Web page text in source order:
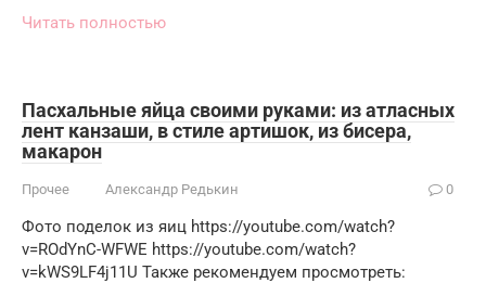
Читать полностью
Пасхальные яйца своими руками: из атласных
лент канзаши, в стиле артишок, из бисера,
макарон
Прочее Александр Редькин 0
Фото поделок из яиц https://youtube.com/watch?
v=ROdYnC-WFWE https://youtube.com/watch?
v=kWS9LF4j11U Также рекомендуем просмотреть: